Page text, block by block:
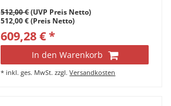
512,00 €(UVP Preis Netto)
512,00 € (Preis Netto)
609,28 € *
In den Warenkorb
* inkl. ges. MwSt. zzgl.Versandkosten